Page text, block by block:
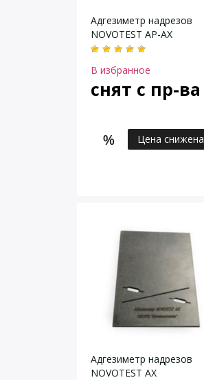
Адгезиметр надрезов
NOVOTEST АР-АХ
В избранное
снят с пр-ва
Цена снижена
Адгезиметр надрезов
NOVOTEST АХ